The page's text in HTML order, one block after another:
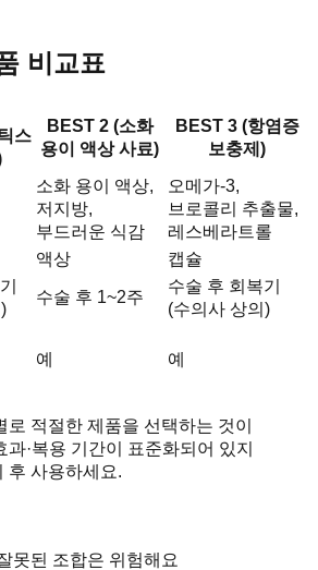
비교표
스
BEST 2 (소화
용이 액상 사료)
BEST 3 (항염증
보충제)
소화 용이 액상,
저지방,
부드러운 식감
오메가-3,
브로콜리 추출물,
레스베라트롤
액상
캡슐
수술 후 1~2주
수술 후 회복기
(수의사 상의)
예 예
적절한 제품을 선택하는 것이
·복용 기간이 표준화되어 있지
후 사용하세요.
못된 조합은 위험해요